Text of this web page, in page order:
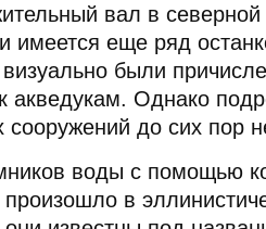
вал в северной
имеется еще ряд
были
акведукам. Однако
сооружений до сих пор
воды с помощью
в